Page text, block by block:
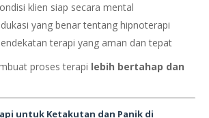
klien siap secara mental
yang benar tentang hipnoterapi
terapi yang aman dan tepat
proses terapi lebih bertahap dan
untuk Ketakutan dan Panik di